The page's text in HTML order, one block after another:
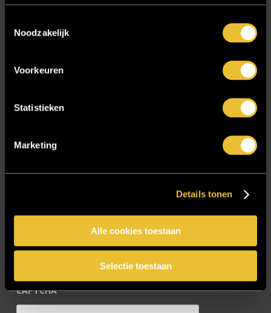
Noodzakelijk
Voorkeuren
Statistieken
Marketing
Details tonen
Alle cookies toestaan
Selectie toestaan
SIDN
Trebbe MiddenWest
Twentsch Hooratelier
Vacatures
Blijf op de hoogte!
E-mailadres *
CAPTCHA